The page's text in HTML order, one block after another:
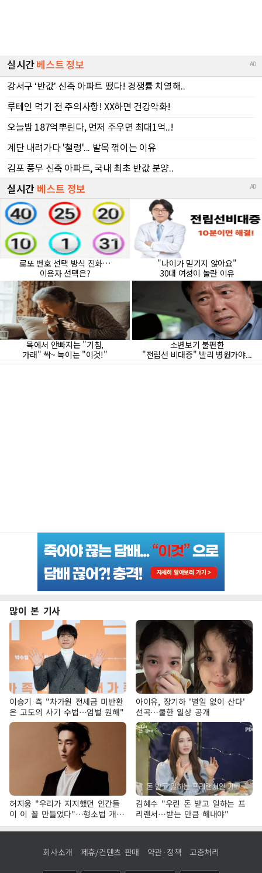
많이 본 기사
이승기 측 "차가원 전세금 미반환
은 고도의 사기 수법…엄벌 원해"
아이유, 장기하 '별일 없이 산다'
선곡…쿨한 일상 공개
허지웅 "우리가 지지했던 인간들
이 이 꼴 만들었다"…형소법 개정
에 격한 반응
김혜수 "우린 돈 받고 일하는 프
리랜서…받는 만큼 해내야"
회사소개 제휴/컨텐츠 판매 약관·정책 고충처리